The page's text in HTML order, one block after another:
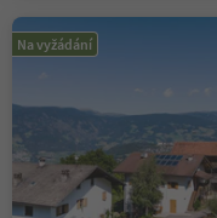
Na vyžádání